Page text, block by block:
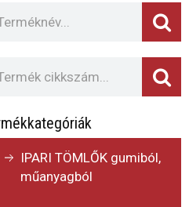
IPARI TÖMLŐK gumiból,
műanyagból